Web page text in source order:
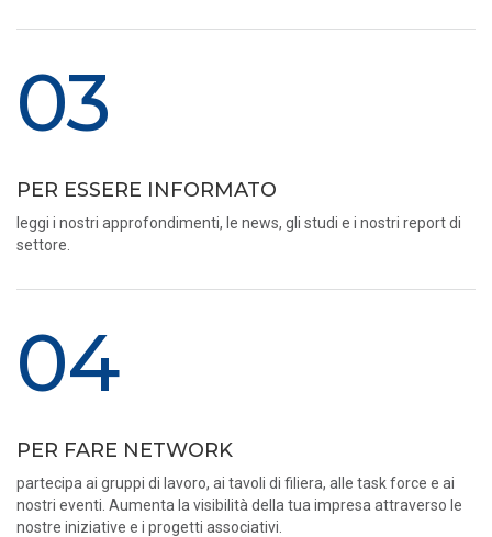
03
PER ESSERE INFORMATO
leggi i nostri approfondimenti, le news, gli studi e i nostri report di
settore.
04
PER FARE NETWORK
partecipa ai gruppi di lavoro, ai tavoli di filiera, alle task force e ai
nostri eventi. Aumenta la visibilità della tua impresa attraverso le
nostre iniziative e i progetti associativi.